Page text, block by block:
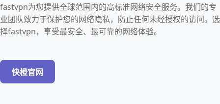
fastvpn为您提供全球范围内的高标准网络安全服务。我们的专
业团队致力于保护您的网络隐私，防止任何未经授权的访问。选
择fastvpn，享受最安全、最可靠的网络体验。
快橙官网